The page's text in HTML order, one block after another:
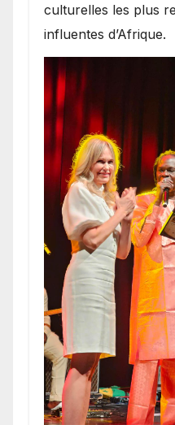
culturelles les plus
influentes d’Afrique.